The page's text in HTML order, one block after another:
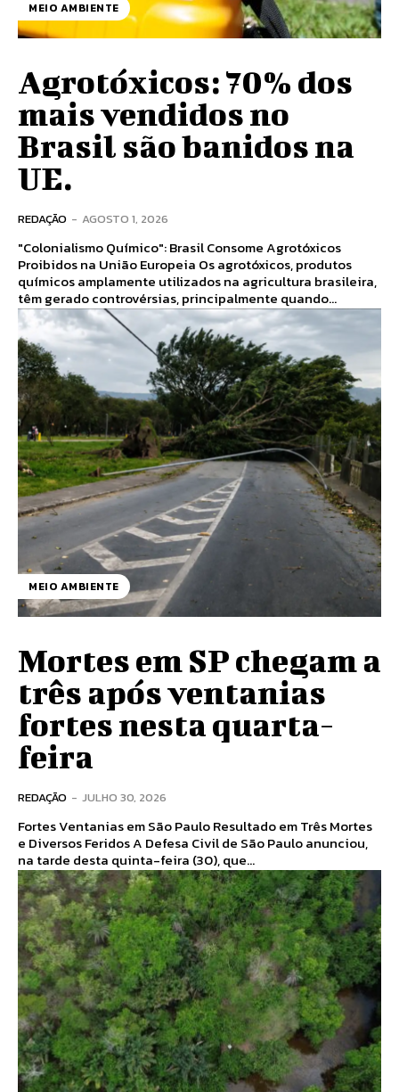
MEIO AMBIENTE
Agrotóxicos: 70% dos
mais vendidos no
Brasil são banidos na
UE.
REDAÇÃO - AGOSTO 1, 2026
"Colonialismo Químico": Brasil Consome Agrotóxicos
Proibidos na União Europeia Os agrotóxicos, produtos
químicos amplamente utilizados na agricultura brasileira,
têm gerado controvérsias, principalmente quando...
MEIO AMBIENTE
Mortes em SP chegam a
três após ventanias
fortes nesta quarta-
feira
REDAÇÃO - JULHO 30, 2026
Fortes Ventanias em São Paulo Resultado em Três Mortes
e Diversos Feridos A Defesa Civil de São Paulo anunciou,
na tarde desta quinta-feira (30), que...